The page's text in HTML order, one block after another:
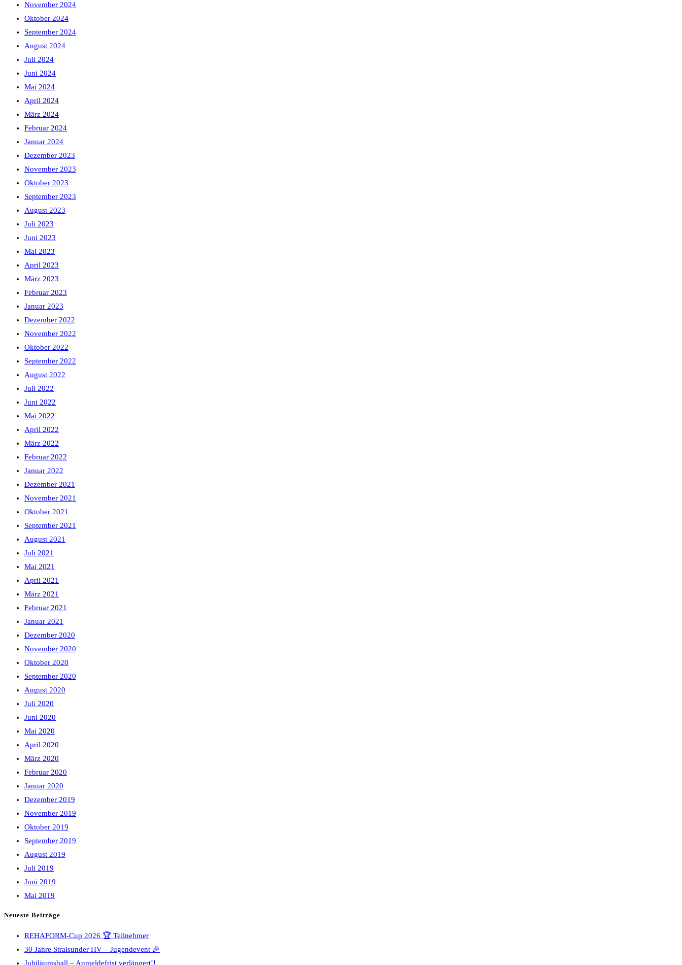
November 2024
Oktober 2024
September 2024
August 2024
Juli 2024
Juni 2024
Mai 2024
April 2024
März 2024
Februar 2024
Januar 2024
Dezember 2023
November 2023
Oktober 2023
September 2023
August 2023
Juli 2023
Juni 2023
Mai 2023
April 2023
März 2023
Februar 2023
Januar 2023
Dezember 2022
November 2022
Oktober 2022
September 2022
August 2022
Juli 2022
Juni 2022
Mai 2022
April 2022
März 2022
Februar 2022
Januar 2022
Dezember 2021
November 2021
Oktober 2021
September 2021
August 2021
Juli 2021
Mai 2021
April 2021
März 2021
Februar 2021
Januar 2021
Dezember 2020
November 2020
Oktober 2020
September 2020
August 2020
Juli 2020
Juni 2020
Mai 2020
April 2020
März 2020
Februar 2020
Januar 2020
Dezember 2019
November 2019
Oktober 2019
September 2019
August 2019
Juli 2019
Juni 2019
Mai 2019
Neueste Beiträge
REHAFORM-Cup 2026 🏆 Teilnehmer
30 Jahre Stralsunder HV – Jugendevent 🎉
Jubiläumsball – Anmeldefrist verlängert!!